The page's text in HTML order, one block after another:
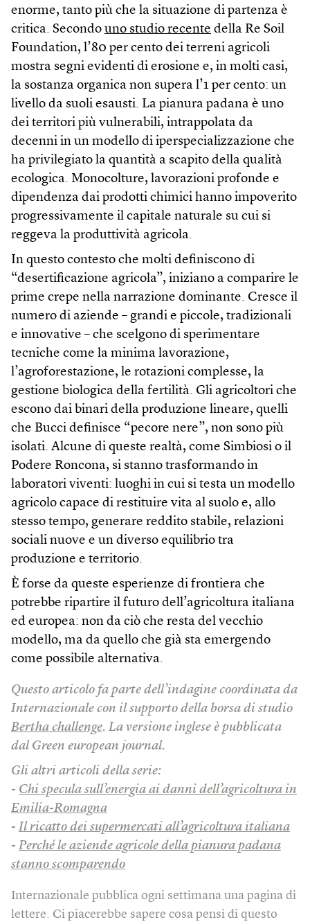
enorme, tanto più che la situazione di partenza è
critica. Secondo uno studio recente della Re Soil
Foundation, l’80 per cento dei terreni agricoli
mostra segni evidenti di erosione e, in molti casi,
la sostanza organica non supera l’1 per cento: un
livello da suoli esausti. La pianura padana è uno
dei territori più vulnerabili, intrappolata da
decenni in un modello di iperspecializzazione che
ha privilegiato la quantità a scapito della qualità
ecologica. Monocolture, lavorazioni profonde e
dipendenza dai prodotti chimici hanno impoverito
progressivamente il capitale naturale su cui si
reggeva la produttività agricola.
In questo contesto che molti definiscono di
“desertificazione agricola”, iniziano a comparire le
prime crepe nella narrazione dominante. Cresce il
numero di aziende – grandi e piccole, tradizionali
e innovative – che scelgono di sperimentare
tecniche come la minima lavorazione,
l’agroforestazione, le rotazioni complesse, la
gestione biologica della fertilità. Gli agricoltori che
escono dai binari della produzione lineare, quelli
che Bucci definisce “pecore nere”, non sono più
isolati. Alcune di queste realtà, come Simbiosi o il
Podere Roncona, si stanno trasformando in
laboratori viventi: luoghi in cui si testa un modello
agricolo capace di restituire vita al suolo e, allo
stesso tempo, generare reddito stabile, relazioni
sociali nuove e un diverso equilibrio tra
produzione e territorio.
È forse da queste esperienze di frontiera che
potrebbe ripartire il futuro dell’agricoltura italiana
ed europea: non da ciò che resta del vecchio
modello, ma da quello che già sta emergendo
come possibile alternativa.
Questo articolo fa parte dell’indagine coordinata da
Internazionale con il supporto della borsa di studio
Bertha challenge. La versione inglese è pubblicata
dal Green european journal.
Gli altri articoli della serie:
- Chi specula sull’energia ai danni dell’agricoltura in
Emilia-Romagna
- Il ricatto dei supermercati all’agricoltura italiana
- Perché le aziende agricole della pianura padana
stanno scomparendo
Internazionale pubblica ogni settimana una pagina di
lettere. Ci piacerebbe sapere cosa pensi di questo